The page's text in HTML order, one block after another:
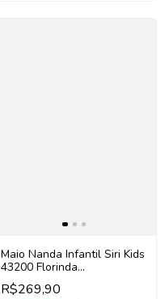
Maio Nanda Infantil Siri Kids
43200 Florinda
(/Amarelo/Rosa/Roxo)
R$269,90